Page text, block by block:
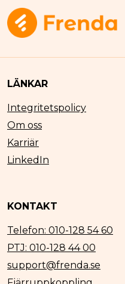
LÄNKAR
Integritetspolicy
Om oss
Karriär
LinkedIn
KONTAKT
Telefon: 010-128 54 60
PTJ: 010-128 44 00
support@frenda.se